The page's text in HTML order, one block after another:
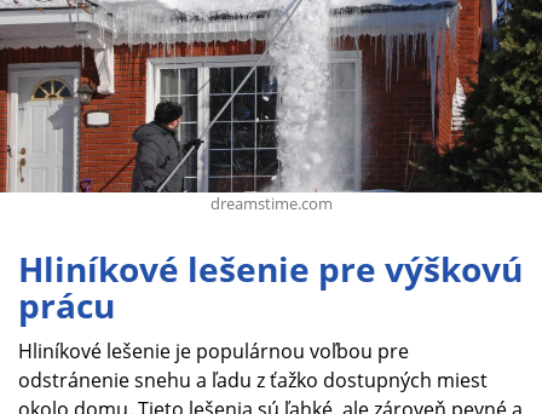
dreamstime.com
Hliníkové lešenie pre výškovú
prácu
Hliníkové lešenie je populárnou voľbou pre
odstránenie snehu a ľadu z ťažko dostupných miest